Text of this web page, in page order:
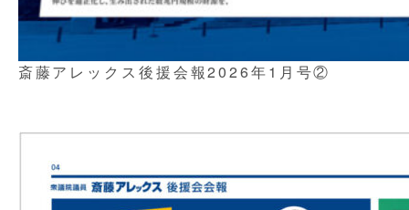
斎藤アレックス後援会報2026年1月号②